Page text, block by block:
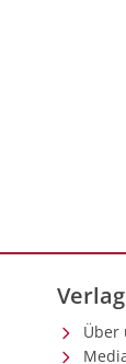
Verlag
Über